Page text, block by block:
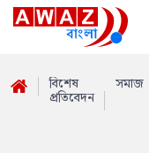
বিশেষ
প্রতিবেদন
সমাজ